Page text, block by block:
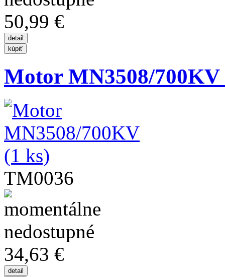
50,99 €
Motor MN3508/700KV
TM0036
34,63 €